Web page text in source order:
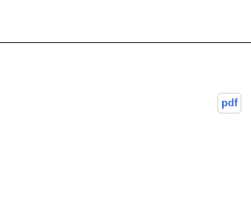
pdf